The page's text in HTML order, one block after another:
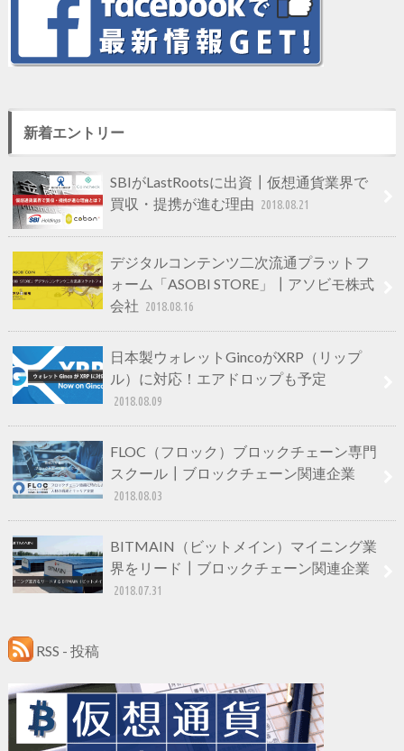
新着エントリー
SBIがLastRootsに出資┃仮想通貨業界で
買収・提携が進む理由 2018.08.21
デジタルコンテンツ二次流通プラットフ
ォーム「ASOBI STORE」┃アソビモ株式
会社 2018.08.16
日本製ウォレットGincoがXRP（リップ
ル）に対応！エアドロップも予定
2018.08.09
FLOC（フロック）ブロックチェーン専門
スクール┃ブロックチェーン関連企業
2018.08.03
BITMAIN（ビットメイン）マイニング業
界をリード┃ブロックチェーン関連企業
2018.07.31
RSS - 投稿